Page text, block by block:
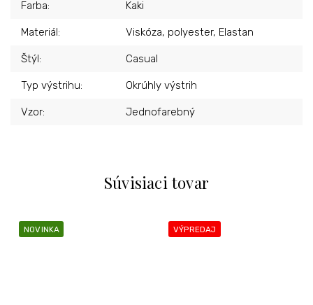
Súvisiaci tovar
NOVINKA VÝPREDAJ
Farba: Kaki
Materiál: Viskóza, polyester, Elastan
Štýl: Casual
Typ výstrihu: Okrúhly výstrih
Vzor: Jednofarebný